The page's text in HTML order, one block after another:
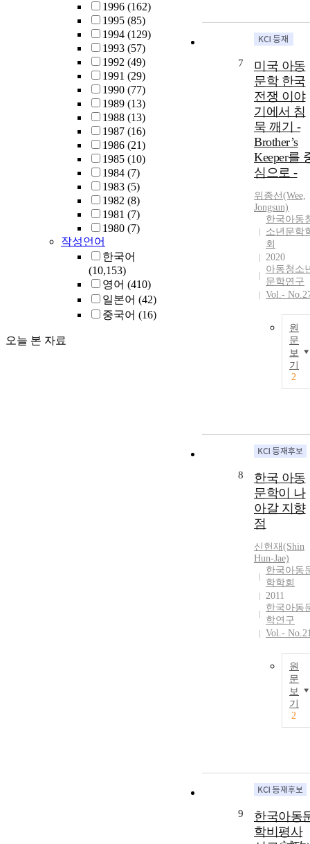
1996 (162)
1995 (85)
1994 (129)
1993 (57)
1992 (49)
1991 (29)
1990 (77)
1989 (13)
1988 (13)
1987 (16)
1986 (21)
1985 (10)
1984 (7)
1983 (5)
1982 (8)
1981 (7)
1980 (7)
작성언어
한국어
(10,153)
영어 (410)
일본어 (42)
중국어 (16)
오늘 본 자료
7
미국 아동
문학 한국
전쟁 이야
기에서 침
묵 깨기 -
Brother’s
Keeper를
심으로 -
위종선(Wee,
Jongsun)
한국아동
소년문학
회
2020
아동청소
문학연구
Vol.-
원
문
보
기
2
8
한국 아동
문학이 나
아갈 지향
점
신헌재(Shin
Hun-Jae)
한국아동
학학회
2011
한국아동
학연구
Vol.-
원
문
보
기
2
9
한국아동
학비평사